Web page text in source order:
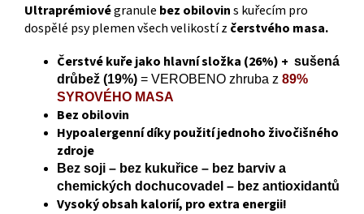
Ultraprémiovégranule bez obilovins kuřecím pro
dospělé psy plemen všech velikostí z čerstvého masa.
Čerstvé kuře jako hlavní složka (26%) + sušená
drůbež (19%) = VEROBENO zhruba z 89%
SYROVÉHO MASA
Bez obilovin
Hypoalergenní díky použití jednoho živočišného
zdroje
Bez soji – bez kukuřice – bez barviv a
chemických dochucovadel – bez antioxidantů
Vysoký obsah kalorií, pro extra energii!